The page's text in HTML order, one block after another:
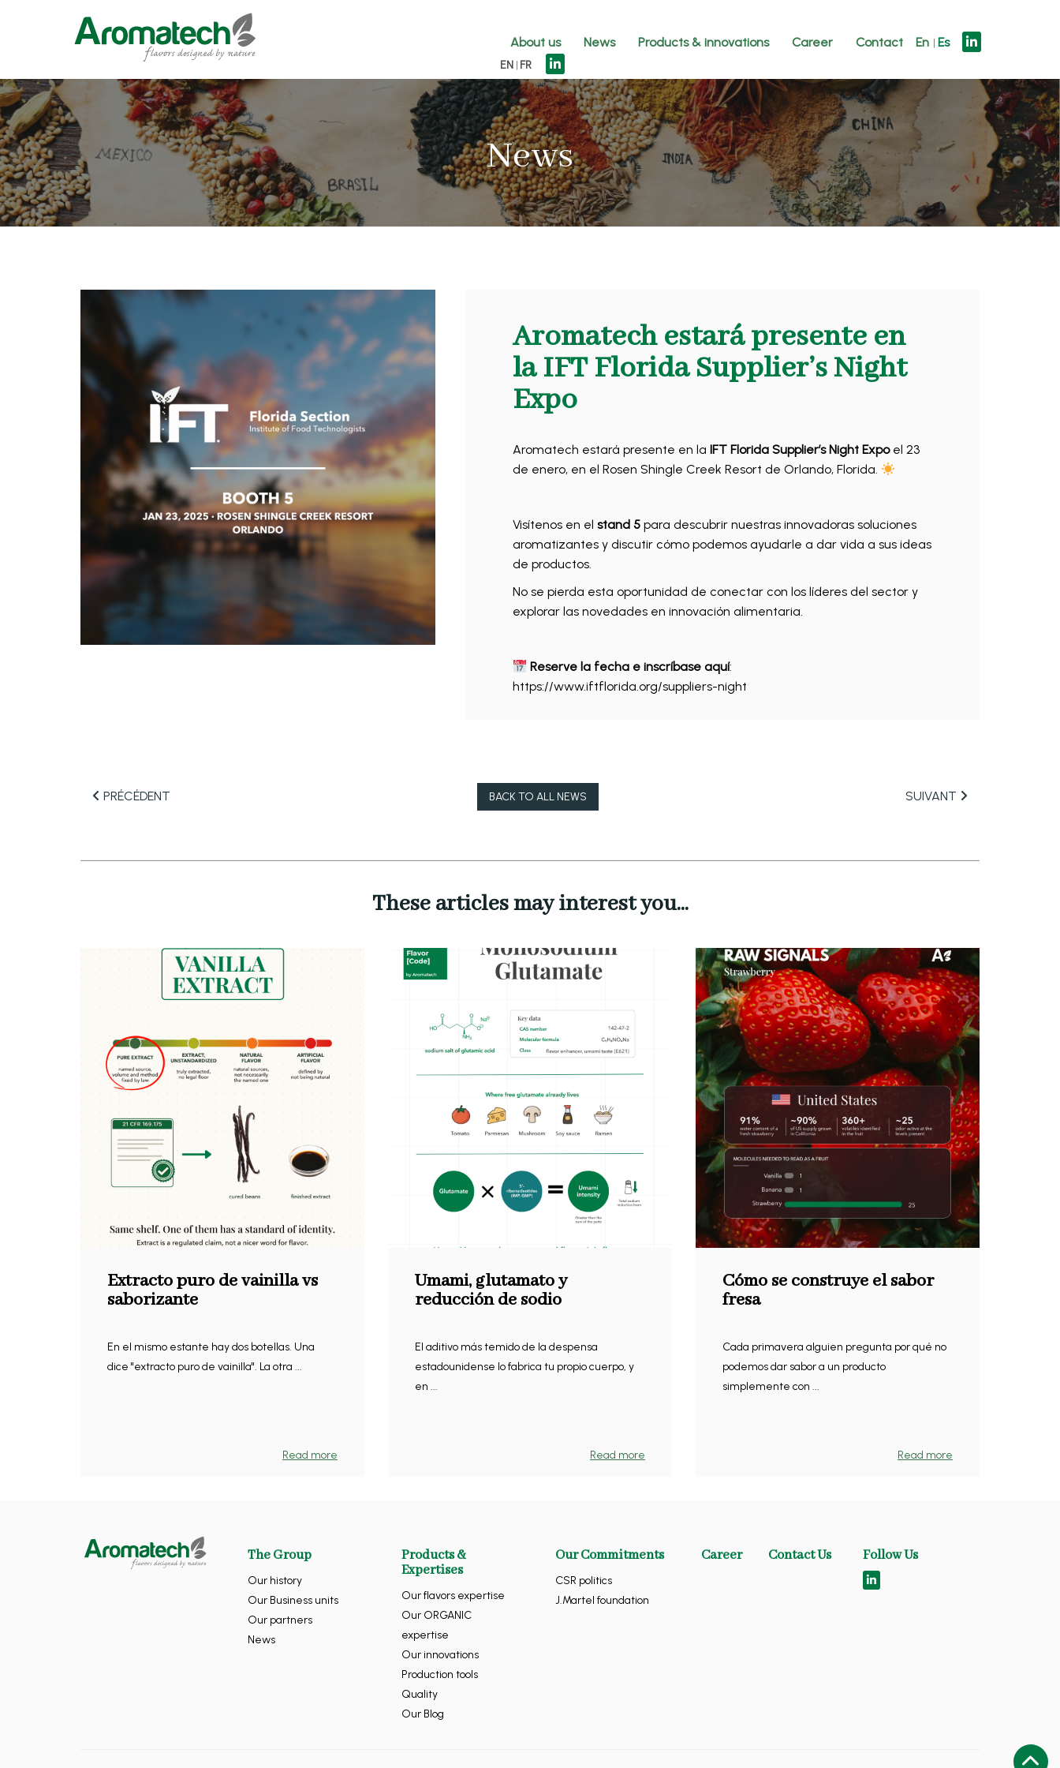
About us News Products & innovations Career Contact En Es
EN FR
News
Aromatech estará presente en
la IFT Florida Supplier’s Night
Expo
Aromatech estará presente en la IFT Florida Supplier’s Night Expoel 23
de enero, en el Rosen Shingle Creek Resort de Orlando, Florida.
Visítenos en el stand 5para descubrir nuestras innovadoras soluciones
aromatizantes y discutir cómo podemos ayudarle a dar vida a sus ideas
de productos.
No se pierda esta oportunidad de conectar con los líderes del sector y
explorar las novedades en innovación alimentaria.
Reserve la fecha e inscríbase aquí:
https://www.iftflorida.org/suppliers-night
PRÉCÉDENT BACK TO ALL NEWS SUIVANT
These articles may interest you...
Extracto puro de vainilla vs
saborizante
En el mismo estante hay dos botellas. Una
dice "extracto puro de vainilla". La otra ...
Read more
Umami, glutamato y
reducción de sodio
El aditivo más temido de la despensa
estadounidense lo fabrica tu propio cuerpo, y
en ...
Read more
Cómo se construye el sabor
fresa
Cada primavera alguien pregunta por qué no
podemos dar sabor a un producto
simplemente con ...
Read more
The Group
Our history
Our Business units
Our partners
News
Products &
Expertises
Our flavors expertise
Our ORGANIC
expertise
Our innovations
Production tools
Quality
Our Blog
Our Commitments
CSR politics
J.Martel foundation
Career Contact Us Follow Us